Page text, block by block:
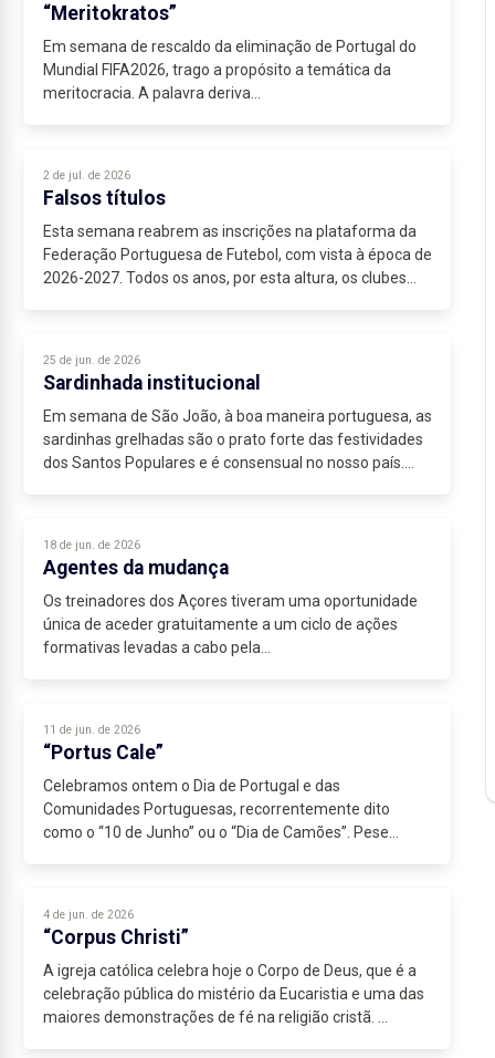
“Meritokratos”
Em semana de rescaldo da eliminação de Portugal do
Mundial FIFA2026, trago a propósito a temática da
meritocracia. A palavra deriva...
2 de jul. de 2026
Falsos títulos
Esta semana reabrem as inscrições na plataforma da
Federação Portuguesa de Futebol, com vista à época de
2026-2027. Todos os anos, por esta altura, os clubes
25 de jun. de 2026
Sardinhada institucional
Em semana de São João, à boa maneira portuguesa, as
sardinhas grelhadas são o prato forte das festividades
dos Santos Populares e é consensual no nosso país.
18 de jun. de 2026
Agentes da mudança
Os treinadores dos Açores tiveram uma oportunidade
única de aceder gratuitamente a um ciclo de ações
formativas levadas a cabo pela...
11 de jun. de 2026
“Portus Cale”
Celebramos ontem o Dia de Portugal e das
Comunidades Portuguesas, recorrentemente dito
como o “10 de Junho” ou o “Dia de Camões”. Pese
4 de jun. de 2026
“Corpus Christi”
A igreja católica celebra hoje o Corpo de Deus, que é a
celebração pública do mistério da Eucaristia e uma das
maiores demonstrações de fé na religião cristã.